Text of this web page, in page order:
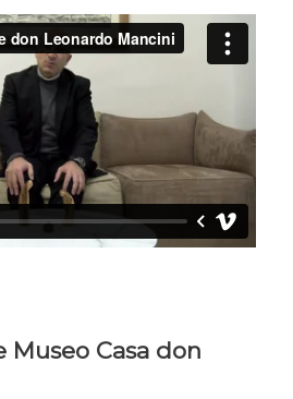
Museo Casa don